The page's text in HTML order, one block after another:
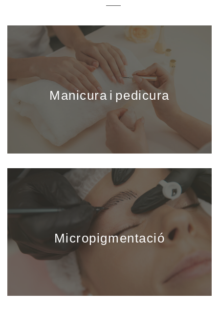
Manicura i pedicura
Micropigmentació